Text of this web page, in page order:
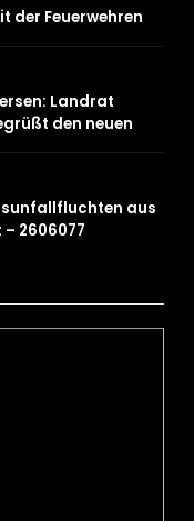
der Feuerwehren
Landrat
den neuen
aus
2606077